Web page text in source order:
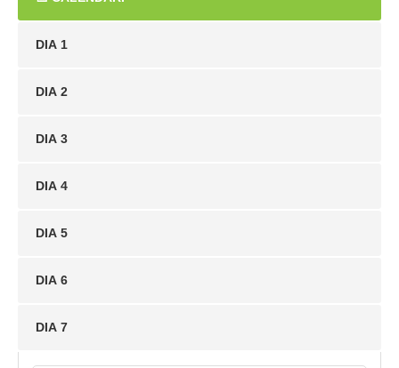
DIA 1
DIA 2
DIA 3
DIA 4
DIA 5
DIA 6
DIA 7